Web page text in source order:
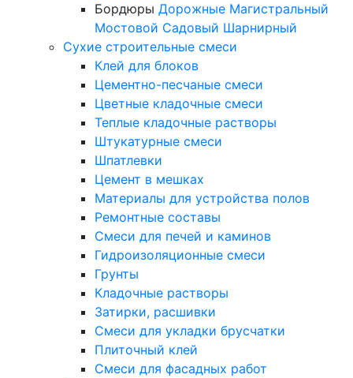
Бордюры Дорожные Магистральный
Мостовой Садовый Шарнирный
Сухие строительные смеси
Клей для блоков
Цементно-песчаные смеси
Цветные кладочные смеси
Теплые кладочные растворы
Штукатурные смеси
Шпатлевки
Цемент в мешках
Материалы для устройства полов
Ремонтные составы
Смеси для печей и каминов
Гидроизоляционные смеси
Грунты
Кладочные растворы
Затирки, расшивки
Смеси для укладки брусчатки
Плиточный клей
Смеси для фасадных работ